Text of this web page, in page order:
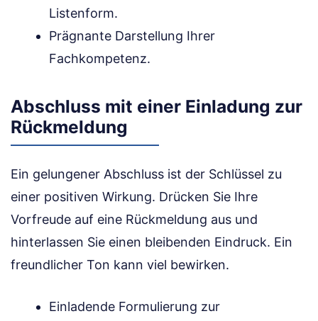
Listenform.
Prägnante Darstellung Ihrer
Fachkompetenz.
Abschluss mit einer Einladung zur
Rückmeldung
Ein gelungener Abschluss ist der Schlüssel zu
einer positiven Wirkung. Drücken Sie Ihre
Vorfreude auf eine Rückmeldung aus und
hinterlassen Sie einen bleibenden Eindruck. Ein
freundlicher Ton kann viel bewirken.
Einladende Formulierung zur